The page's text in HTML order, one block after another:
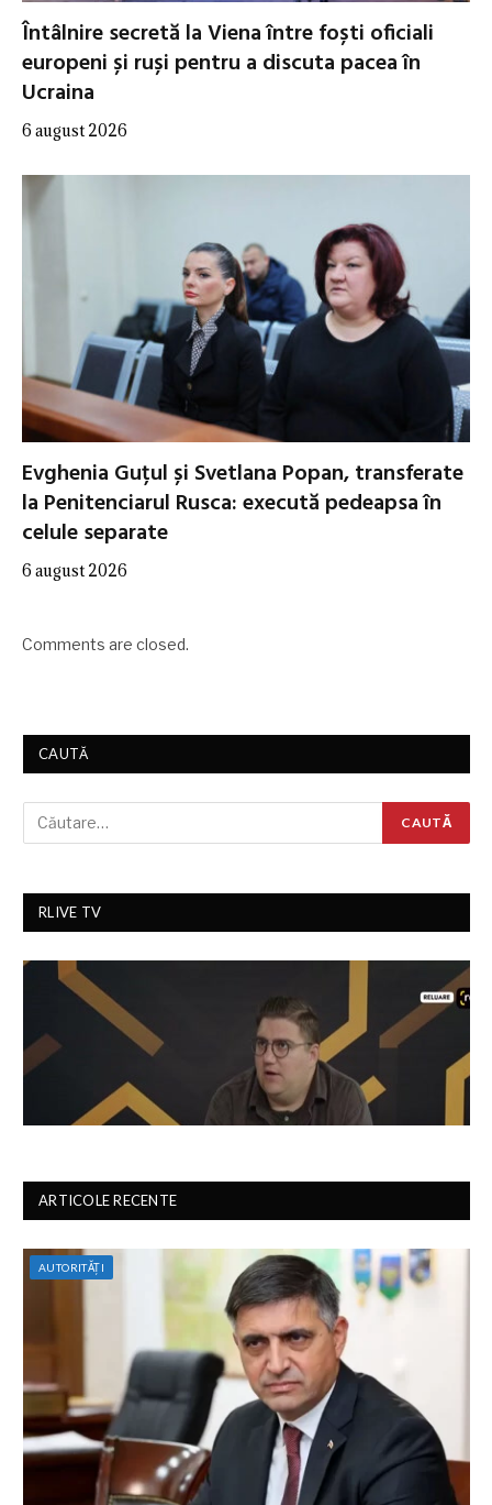
Întâlnire secretă la Viena între foști oficiali
europeni și ruși pentru a discuta pacea în
Ucraina
6 august 2026
Evghenia Guțul și Svetlana Popan, transferate
la Penitenciarul Rusca: execută pedeapsa în
celule separate
6 august 2026
Comments are closed.
CAUTĂ
RLIVE TV
ARTICOLE RECENTE
AUTORITĂȚI